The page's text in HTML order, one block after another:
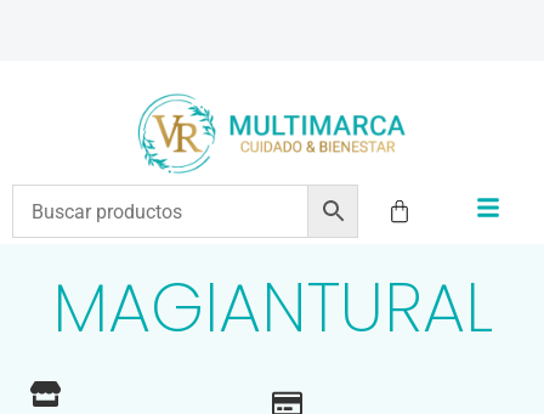
ENVÍOS A TODO EL PAÍS | RECIBIMOS TODOS LOS MEDIOS DE PAGO
MAGIANTURAL